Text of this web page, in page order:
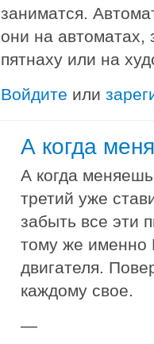
заниматся.
они на автоматах,
пятнаху или на
Войдите или
А когда
А когда
третий уже
забыть все эти
тому же именно
двигателя.
каждому свое.
—